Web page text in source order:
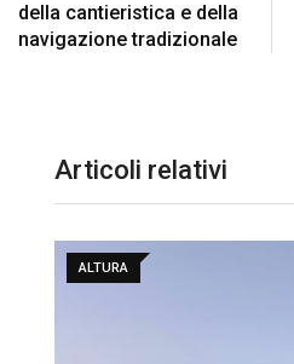
della cantieristica e della
navigazione tradizionale
Articoli relativi
ALTURA